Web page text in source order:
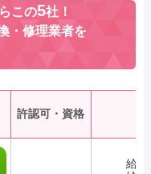
この5社！
・修理業者を
許認可・資格
給